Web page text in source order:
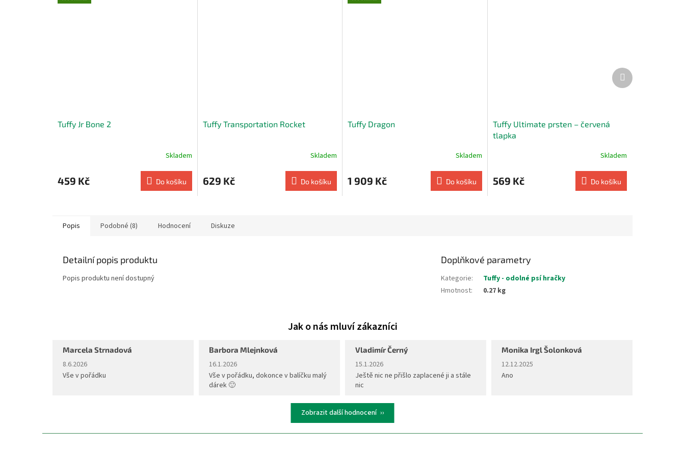
Tuffy Jr Bone 2
Skladem
459 Kč Do košíku
Tuffy Transportation Rocket
Skladem
629 Kč Do košíku
Tuffy Dragon
Skladem
1 909 Kč Do košíku
Tuffy Ultimate prsten – červená
tlapka
Skladem
569 Kč Do košíku
Další
produkt
Popis Podobné (8) Hodnocení Diskuze
Detailní popis produktu
Popis produktu není dostupný
Doplňkové parametry
Kategorie:
Tuffy - odolné psí hračky
Hmotnost: 0.27 kg
Marcela Strnadová
Hodnocení obchodu je 5 z 5 hvězdiček.
8.6.2026
Vše v pořádku
Barbora Mlejnková
Hodnocení obchodu je 5 z 5 hvězdiček.
16.1.2026
Vše v pořádku, dokonce v balíčku malý
dárek 🙂
Vladimír Černý
Hodnocení obchodu je 5 z 5 hvězdiček.
15.1.2026
Ještě nic ne přišlo zaplacené ji a stále
nic
Monika Irgl Šolonková
Hodnocení obchodu je 5 z 5 hvězdiček.
12.12.2025
Ano
Zobrazit další hodnocení